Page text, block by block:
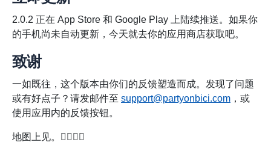
2.0.2 正在 App Store 和 Google Play 上陆续推送。如果你
的手机尚未自动更新，今天就去你的应用商店获取吧。
致谢
一如既往，这个版本由你们的反馈塑造而成。发现了问题
或有好点子？请发邮件至 support@partyonbici.com ，或
使用应用内的反馈按钮。
地图上见。🚴‍♀️🚴‍♂️